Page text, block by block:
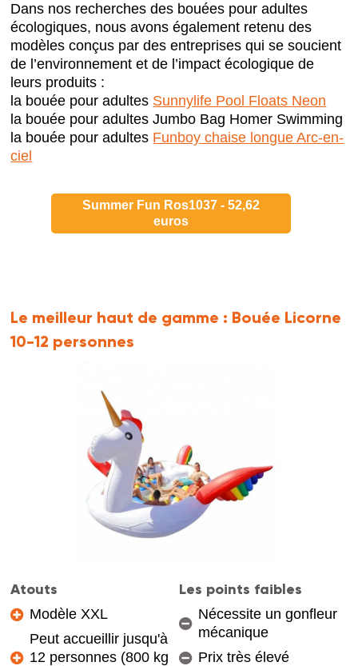
Dans nos recherches des bouées pour adultes
écologiques, nous avons également retenu des
modèles conçus par des entreprises qui se soucient
de l’environnement et de l’impact écologique de
leurs produits :
la bouée pour adultes Sunnylife Pool Floats Neon
la bouée pour adultes Jumbo Bag Homer Swimming
la bouée pour adultes Funboy chaise longue Arc-en-
ciel
Summer Fun Ros1037 - 52,62
euros
Le meilleur haut de gamme : Bouée Licorne
10-12 personnes
Atouts
Modèle XXL
Peut accueillir jusqu'à
12 personnes (800 kg
Les points faibles
Nécessite un gonfleur
mécanique
Prix très élevé